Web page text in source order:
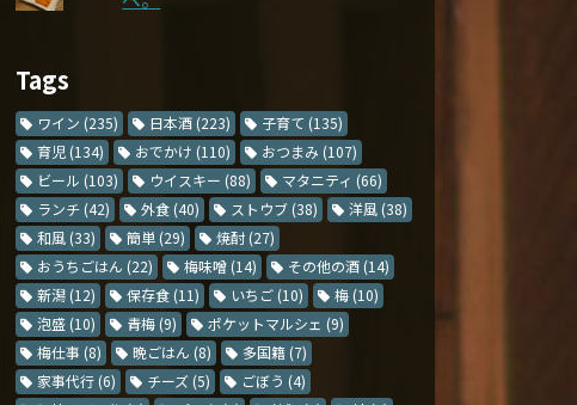
Tags
ワイン (235) 日本酒 (223) 子育て (135)
育児 (134) おでかけ (110) おつまみ (107)
ビール (103) ウイスキー (88) マタニティ (66)
ランチ (42) 外食 (40) ストウブ (38) 洋風 (38)
和風 (33) 簡単 (29) 焼酎 (27)
おうちごはん (22) 梅味噌 (14) その他の酒 (14)
新潟 (12) 保存食 (11) いちご (10) 梅 (10)
泡盛 (10) 青梅 (9) ポケットマルシェ (9)
梅仕事 (8) 晩ごはん (8) 多国籍 (7)
家事代行 (6) チーズ (5) ごぼう (4)